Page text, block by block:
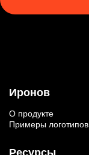
Иронов
О продукте
Примеры логотипов